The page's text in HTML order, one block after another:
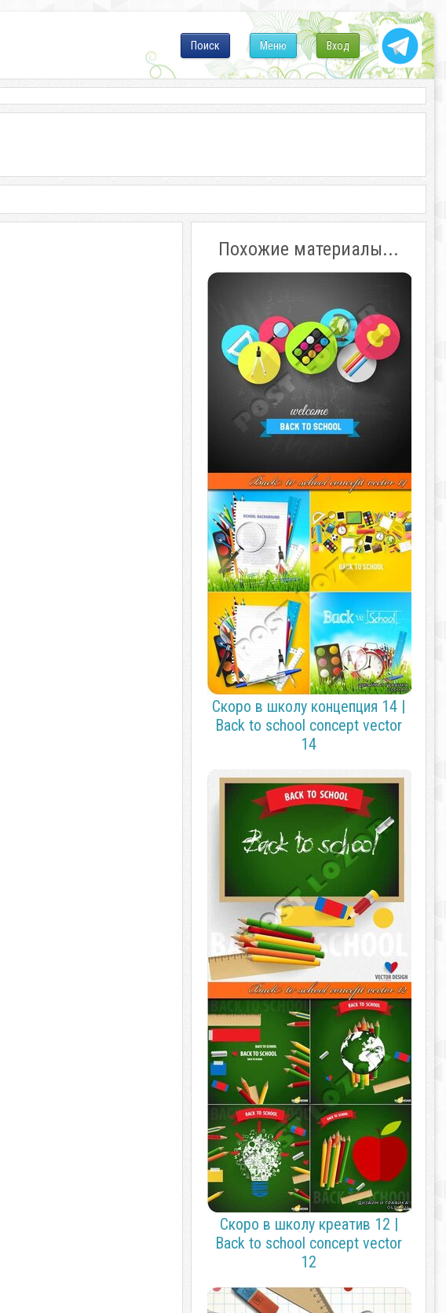
Вход
Меню
Поиск
Похожие материалы...
Скоро в школу концепция 14 |
Back to school concept vector
14
Скоро в школу креатив 12 |
Back to school concept vector
12